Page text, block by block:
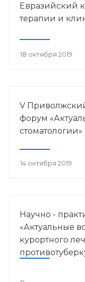
Евразийский
терапии и
18 октября 2019
V
форум
стоматологии»
14 октября 2019
Научно -
«Актуальные
курортного